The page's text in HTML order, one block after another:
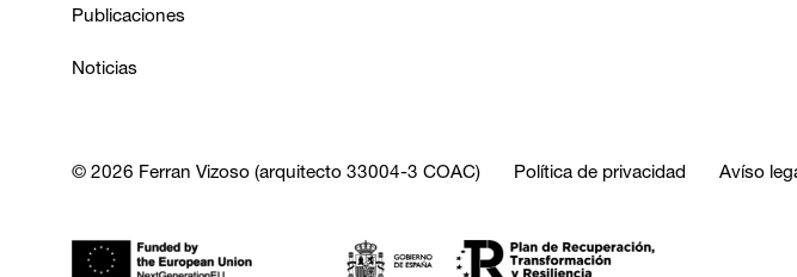
Publicaciones
Noticias
© 2026 Ferran Vizoso (arquitecto 33004-3 COAC) Política de privacidad Avíso